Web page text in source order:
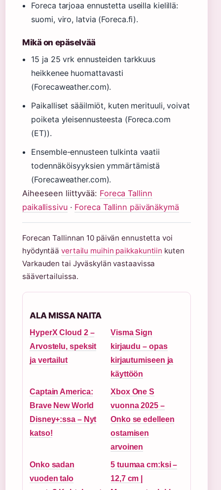
Foreca tarjoaa ennustetta useilla kielillä:
suomi, viro, latvia (Foreca.fi).
Mikä on epäselvää
15 ja 25 vrk ennusteiden tarkkuus
heikkenee huomattavasti
(Forecaweather.com).
Paikalliset sääilmiöt, kuten merituuli, voivat
poiketa yleisennusteesta (Foreca.com
(ET)).
Ensemble-ennusteen tulkinta vaatii
todennäköisyyksien ymmärtämistä
(Forecaweather.com).
Aiheeseen liittyvää: Foreca Tallinn
paikallissivu· Foreca Tallinn päivänäkymä
Forecan Tallinnan 10 päivän ennustetta voi
hyödyntäävertailu muihin paikkakuntiin kuten
Varkauden tai Jyväskylän vastaavissa
säävertailuissa.
ALA MISSA NAITA
HyperX Cloud 2 –
Arvostelu, speksit
ja vertailut
Visma Sign
kirjaudu – opas
kirjautumiseen ja
käyttöön
Captain America:
Brave New World
Disney+:ssa – Nyt
katso!
Xbox One S
vuonna 2025 –
Onko se edelleen
ostamisen
arvoinen
Onko sadan
vuoden talo
5 tuumaa cm:ksi –
12,7 cm |